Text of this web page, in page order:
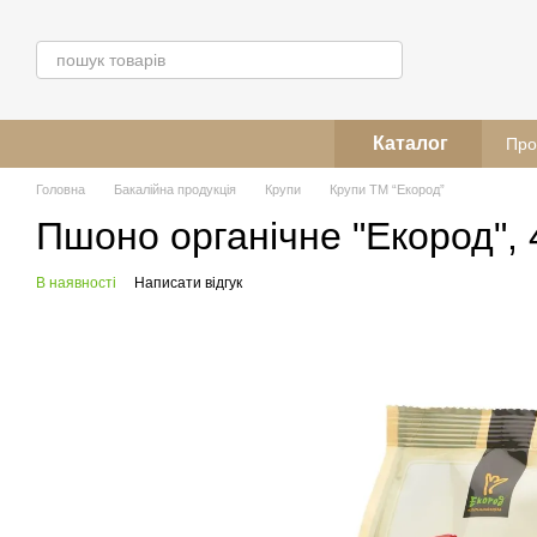
Каталог
Головна Бакалійна продукція Крупи Крупи ТМ “Екород”
Пшоно органічне "Екород",
В наявності Написати відгук